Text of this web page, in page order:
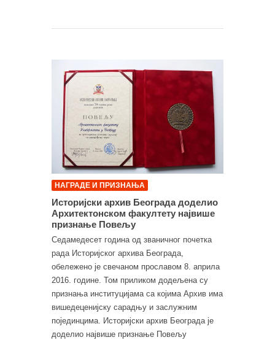
НАГРАДЕ И ПРИЗНАЊА
Историјски архив Београда доделио
Архитектонском факултету највише
признање Повељу
Седамедесет година од званичног почетка
рада Историјског архива Београда,
обележено је свечаном прославом 8. априла
2016. године. Том приликом додељена су
признања институцијама са којима Архив има
вишедеценијску сарадњу и заслужним
појединцима. Историјски архив Београда је
доделио највише признање Повељу